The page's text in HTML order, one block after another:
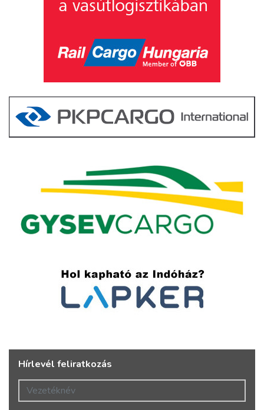
Hírlevél feliratkozás
Vezetéknév